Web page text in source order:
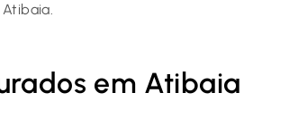
em Atibaia